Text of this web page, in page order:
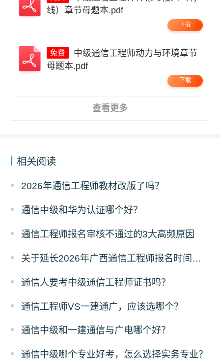
线）章节母题本.pdf
下载
母题本.pdf
下载
查看更多
相关阅读
2026年通信工程师教材改版了吗？
通信中级和华为认证哪个好？
通信工程师报名审核不通过的3大高频原因
关于延长2026年广西通信工程师报名时间的通知
通信人要考中级通信工程师证书吗？
通信工程师VS一建通广，应该选哪个？
通信中级和一建通信与广电哪个好？
通信中级哪个专业好考，怎么选择实务专业？